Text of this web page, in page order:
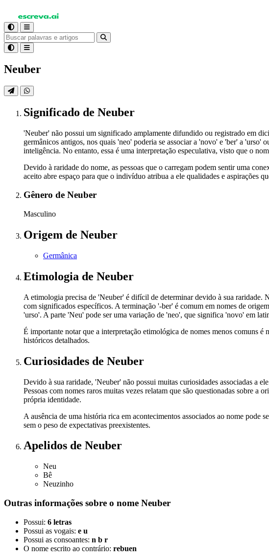
Neuber
Significado de Neuber
'Neuber' não possui um significado amplamente difundido ou registrado em
germânicos antigos, nos quais 'neo' poderia se associar a 'novo' e 'ber' a
inteligência. No entanto, essa é uma interpretação especulativa, visto que o
Devido à raridade do nome, as pessoas que o carregam podem sentir uma
aceito abre espaço para que o indivíduo atribua a ele qualidades e aspirações
Gênero de Neuber
Masculino
Origem de Neuber
Germânica
Etimologia de Neuber
A etimologia precisa de 'Neuber' é difícil de determinar devido à sua raridade.
com significados específicos. A terminação '-ber' é comum em nomes de
'urso'. A parte 'Neu' pode ser uma variação de 'neo', que significa 'novo' em
É importante notar que a interpretação etimológica de nomes menos comuns
históricos detalhados.
Curiosidades de Neuber
Devido à sua raridade, 'Neuber' não possui muitas curiosidades associadas a
Pessoas com nomes raros muitas vezes relatam que são questionadas sobre
própria identidade.
A ausência de uma história rica em acontecimentos associados ao nome pode
sem o peso de expectativas preexistentes.
Apelidos de Neuber
Neu
Bê
Neuzinho
Outras informações sobre o nome Neuber
Possui: 6 letras
Possui as vogais: e u
Possui as consoantes: n b r
O nome escrito ao contrário: rebuen